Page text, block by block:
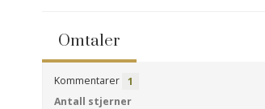
Omtaler
Kommentarer 1
Antall stjerner